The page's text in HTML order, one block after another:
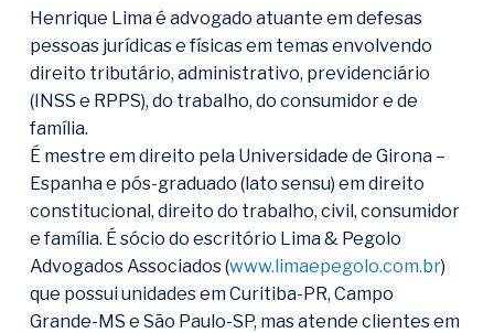
Henrique Lima é advogado atuante em defesas
pessoas jurídicas e físicas em temas envolvendo
direito tributário, administrativo, previdenciário
(INSS e RPPS), do trabalho, do consumidor e de
família.
É mestre em direito pela Universidade de Girona –
Espanha e pós-graduado (lato sensu) em direito
constitucional, direito do trabalho, civil, consumidor
e família. É sócio do escritório Lima & Pegolo
Advogados Associados (www.limaepegolo.com.br)
que possui unidades em Curitiba-PR, Campo
Grande-MS e São Paulo-SP, mas atende clientes em